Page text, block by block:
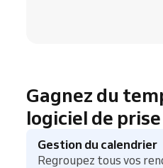
Gagnez du
logiciel de
Gestion du calendrier
Regroupez tous vos